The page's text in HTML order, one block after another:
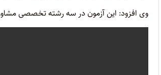
وی افزود: این آزمون در سه رشته تخصصی